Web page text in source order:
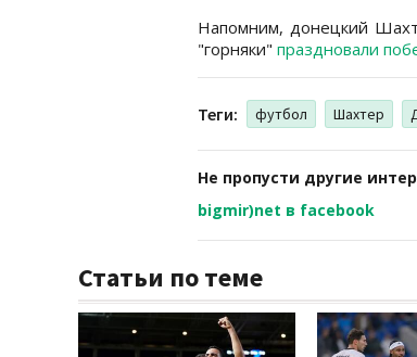
Напомним, донецкий
"горняки" праздновали
Теги: футбол Шахтер
Не пропусти другие
bigmir)net в facebook
Статьи по теме